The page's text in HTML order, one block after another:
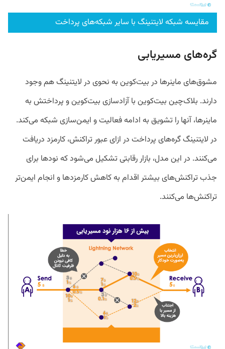
مقایسه شبکه لایتنینگ با سایر شبکه‌های پرداخت
گره‌های مسیریابی
مشوق‌های ماینرها در بیت‌کوین به نحوی در لایتنینگ هم وجود
دارند. بلاک‌چین بیت‌کوین با آزادسازی بیت‌کوین و پرداختش به
ماینرها، آنها را تشویق به ادامه فعالیت و ایمن‌سازی شبکه می‌کند.
در لایتنینگ گره‌های پرداخت در ازای عبور تراکنش، کارمزد دریافت
می‌کنند. در این مدل، بازار رقابتی‌ تشکیل می‌شود که نودها برای
جذب تراکنش‌های بیشتر اقدام به کاهش کارمزدها و انجام ایمن‌تر
تراکنش‌ها می‌کنند.